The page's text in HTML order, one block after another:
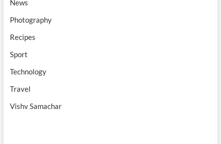
News
Photography
Recipes
Sport
Technology
Travel
Vishv Samachar